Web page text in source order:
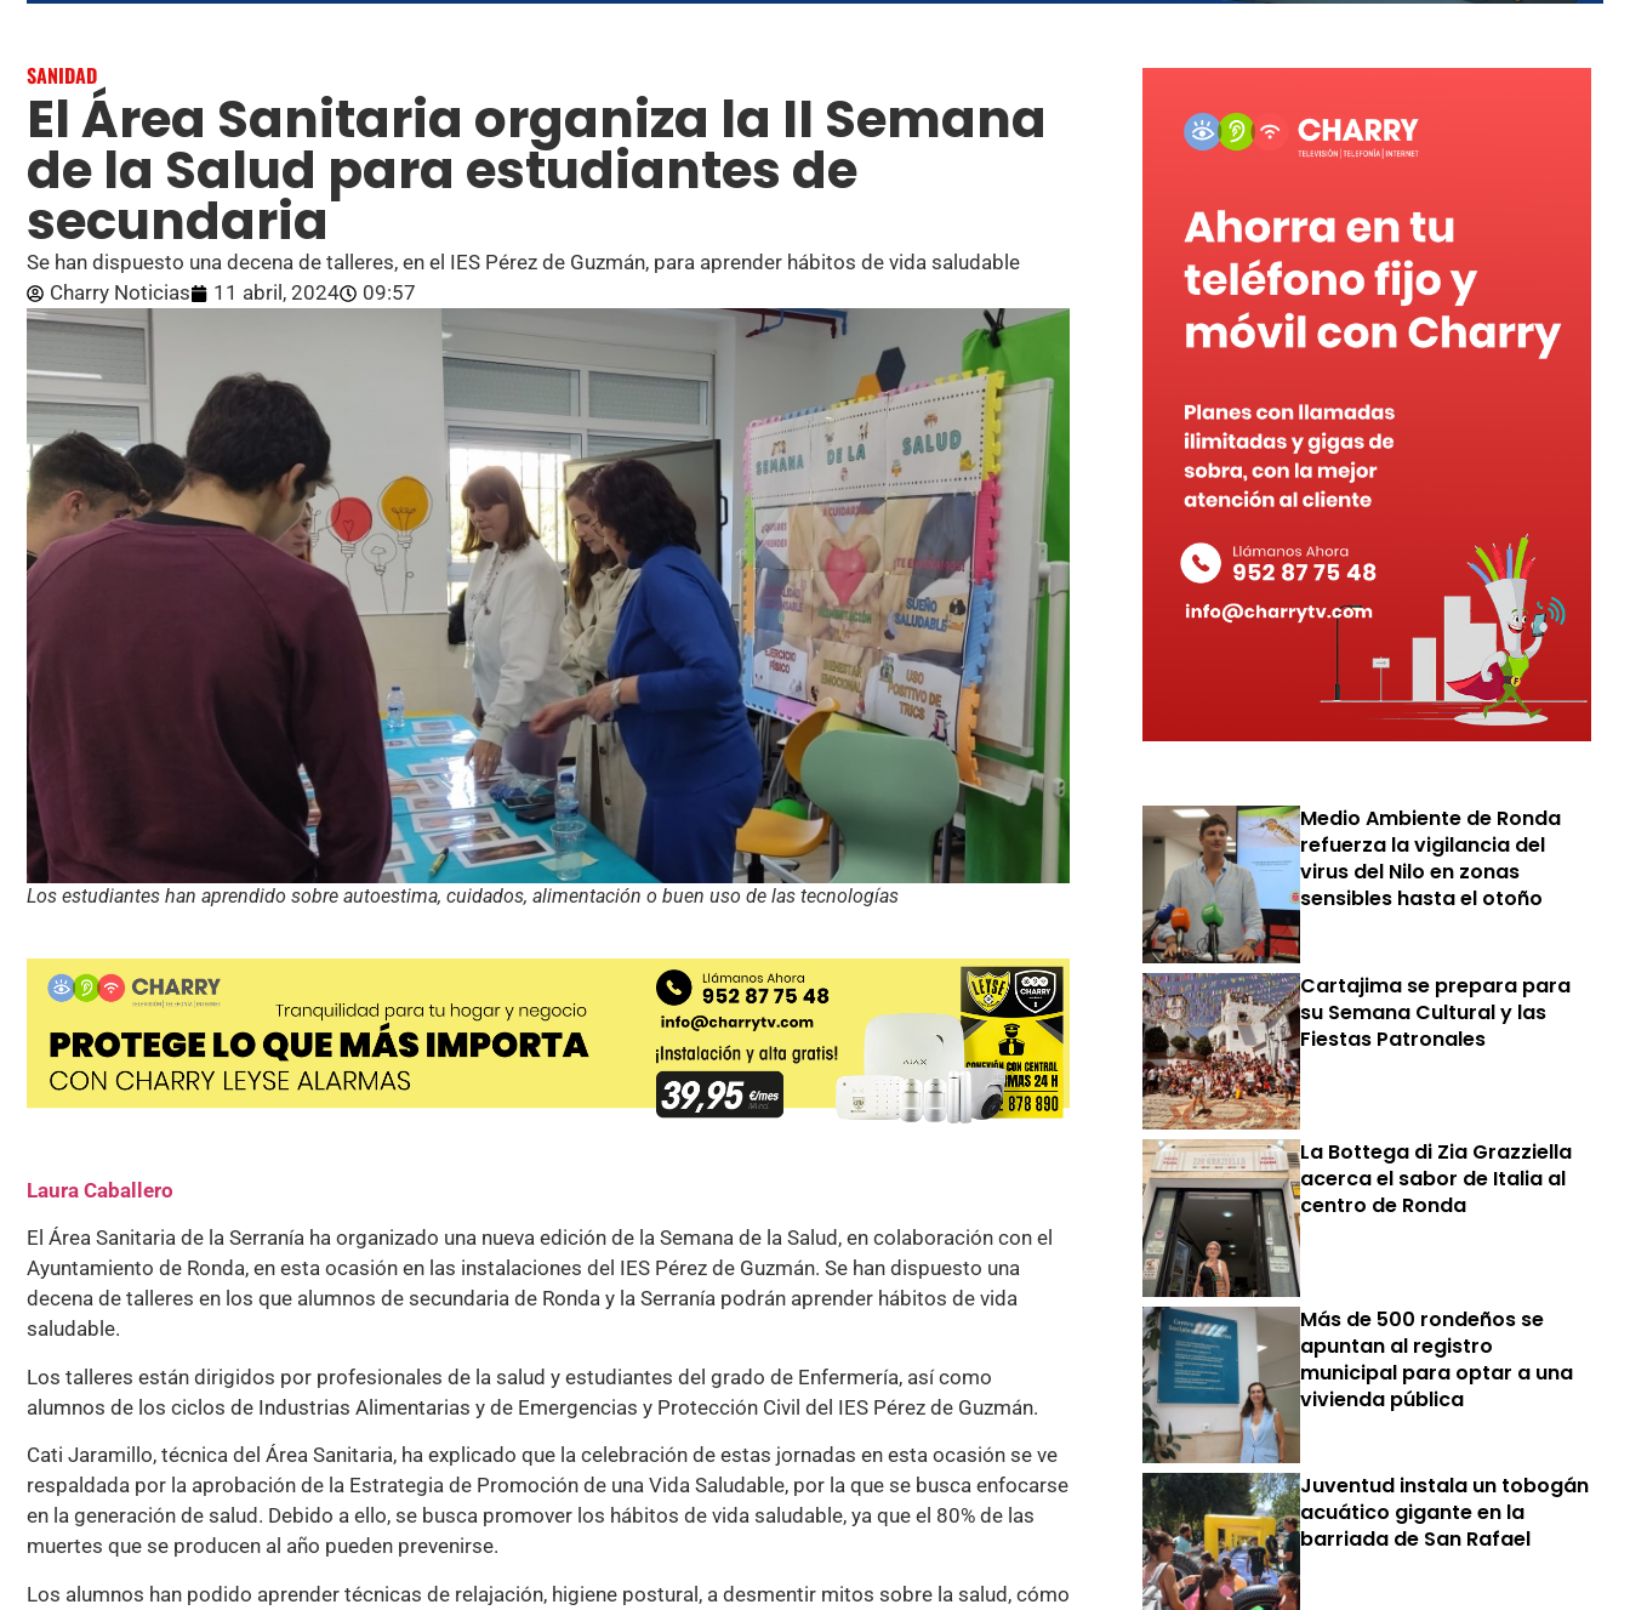
SANIDAD
El Área Sanitaria organiza la II Semana
de la Salud para estudiantes de
secundaria
Se han dispuesto una decena de talleres, en el IES Pérez de Guzmán, para aprender hábitos de vida saludable
Charry Noticias
11 abril, 2024 09:57
Los estudiantes han aprendido sobre autoestima, cuidados, alimentación o buen uso de las tecnologías
Laura Caballero
El Área Sanitaria de la Serranía ha organizado una nueva edición de la Semana de la Salud, en colaboración con el
Ayuntamiento de Ronda, en esta ocasión en las instalaciones del IES Pérez de Guzmán. Se han dispuesto una
decena de talleres en los que alumnos de secundaria de Ronda y la Serranía podrán aprender hábitos de vida
saludable.
Los talleres están dirigidos por profesionales de la salud y estudiantes del grado de Enfermería, así como
alumnos de los ciclos de Industrias Alimentarias y de Emergencias y Protección Civil del IES Pérez de Guzmán.
Cati Jaramillo, técnica del Área Sanitaria, ha explicado que la celebración de estas jornadas en esta ocasión se ve
respaldada por la aprobación de la Estrategia de Promoción de una Vida Saludable, por la que se busca enfocarse
en la generación de salud. Debido a ello, se busca promover los hábitos de vida saludable, ya que el 80% de las
muertes que se producen al año pueden prevenirse.
Los alumnos han podido aprender técnicas de relajación, higiene postural, a desmentir mitos sobre la salud, cómo
Medio Ambiente de Ronda
refuerza la vigilancia del
virus del Nilo en zonas
sensibles hasta el otoño
Cartajima se prepara para
su Semana Cultural y las
Fiestas Patronales
La Bottega di Zia Grazziella
acerca el sabor de Italia al
centro de Ronda
Más de 500 rondeños se
apuntan al registro
municipal para optar a una
vivienda pública
Juventud instala un tobogán
acuático gigante en la
barriada de San Rafael